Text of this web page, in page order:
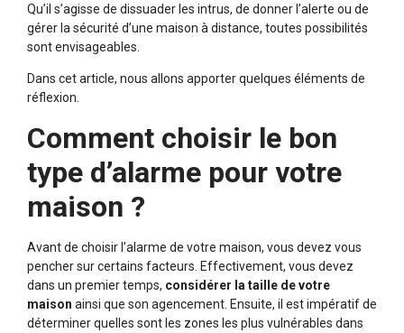
Qu’il s’agisse de dissuader les intrus, de donner l’alerte ou de
gérer la sécurité d’une maison à distance, toutes possibilités
sont envisageables.
Dans cet article, nous allons apporter quelques éléments de
réflexion.
Comment choisir le bon
type d’alarme pour votre
maison ?
Avant de choisir l’alarme de votre maison, vous devez vous
pencher sur certains facteurs. Effectivement, vous devez
dans un premier temps, considérer la taille de votre
maison ainsi que son agencement. Ensuite, il est impératif de
déterminer quelles sont les zones les plus vulnérables dans